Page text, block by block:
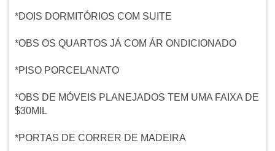
*DOIS DORMITÓRIOS COM SUITE
*OBS OS QUARTOS JÁ COM ÁR ONDICIONADO
*PISO PORCELANATO
*OBS DE MÓVEIS PLANEJADOS TEM UMA FAIXA DE
$30MIL
*PORTAS DE CORRER DE MADEIRA